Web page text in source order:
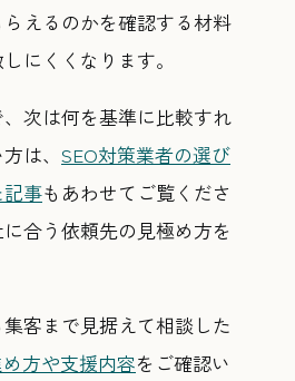
えるのかを確認する材料
にくくなります。
次は何を基準に比較すれ
は、 SEO対策業者の選び
事もあわせてご覧くださ
合う依頼先の見極め方を
客まで見据えて相談した
方や支援内容をご確認い